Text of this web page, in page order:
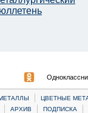
|
ЦВЕТНЫЕ
| АРХИВ | ПОДПИСКА |